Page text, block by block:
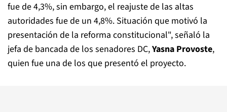
fue de 4,3%, sin embargo, el reajuste de las altas
autoridades fue de un 4,8%. Situación que motivó la
presentación de la reforma constitucional", señaló la
jefa de bancada de los senadores DC,Yasna Provoste,
quien fue una de los que presentó el proyecto.